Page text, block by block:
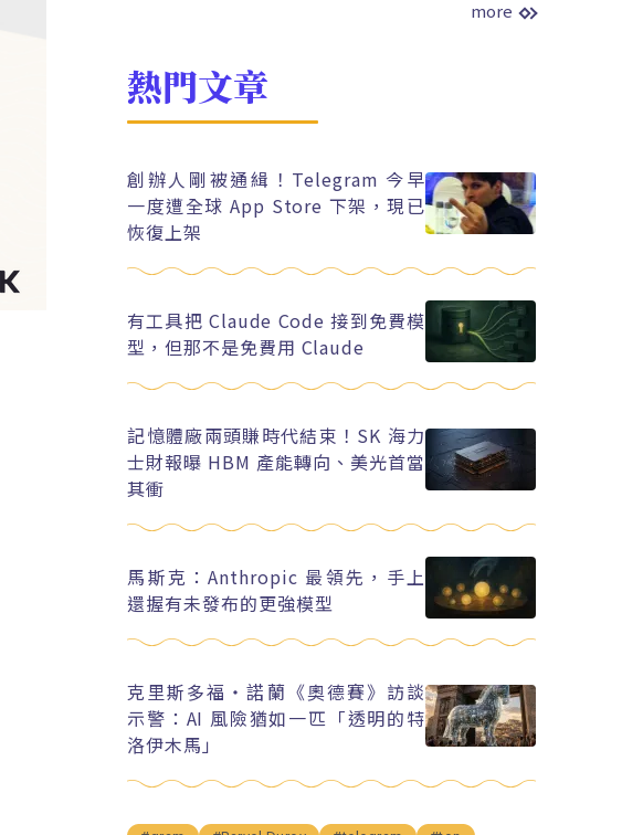
more
熱門文章
創辦人剛被通緝！Telegram 今早
一度遭全球 App Store 下架，現已
恢復上架
有工具把 Claude Code 接到免費模
型，但那不是免費用 Claude
記憶體廠兩頭賺時代結束！SK 海力
士財報曝 HBM 產能轉向、美光首當
其衝
馬斯克：Anthropic 最領先，手上
還握有未發布的更強模型
克里斯多福・諾蘭《奧德賽》訪談
示警：AI 風險猶如一匹「透明的特
洛伊木馬」